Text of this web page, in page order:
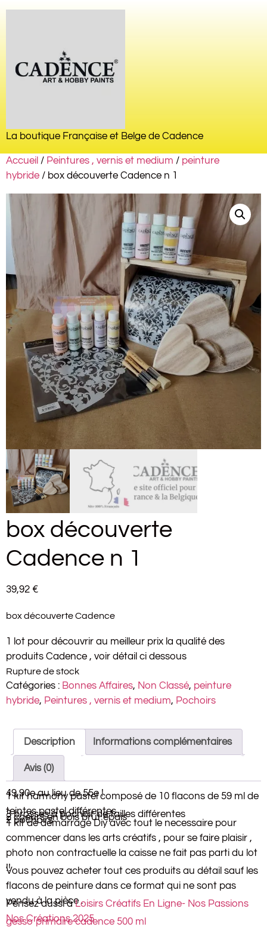
La boutique Française et Belge de Cadence
Accueil / Peintures , vernis et medium / peinture
hybride / box découverte Cadence n 1
box découverte
Cadence n 1
39,92 €
box découverte Cadence
1 lot pour découvrir au meilleur prix la qualité des
produits Cadence , voir détail ci dessous
Rupture de stock
Catégories : Bonnes Affaires, Non Classé, peinture
hybride, Peintures , vernis et medium, Pochoirs
Description Informations complémentaires
Avis (0)
49,90e au lieu de 55e !
1 kit harmony pastel composé de 10 flacons de 59 ml de
teintes pastel différentes
3 brosses à pochoir de tailles différentes
2 coeurs en bois brut épais
2 pochoirs
1 kit de demarrage Diy avec tout le necessaire pour
commencer dans les arts créatifs , pour se faire plaisir ,
photo non contractuelle la caisse ne fait pas parti du lot
!!
Vous pouvez acheter tout ces produits au détail sauf les
flacons de peinture dans ce format qui ne sont pas
vendu à la pièce .
Pensez aussi àLoisirs Créatifs En Ligne- Nos Passions
Nos Créations 2025
gesso primaire cadence 500 ml